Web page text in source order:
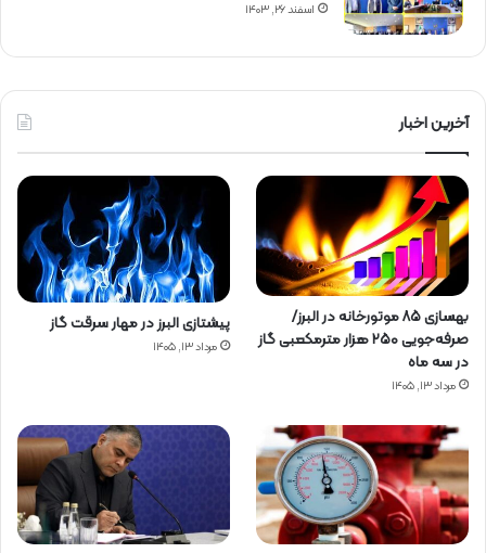
اسفند ۲۶, ۱۴۰۳
آخرین اخبار
بهسازی ۸۵ موتورخانه در البرز/
صرفه‌جویی ۲۵۰ هزار مترمکعبی گاز
در سه ماه
مرداد ۱۳, ۱۴۰۵
پیشتازی البرز در مهار سرقت گاز
مرداد ۱۳, ۱۴۰۵